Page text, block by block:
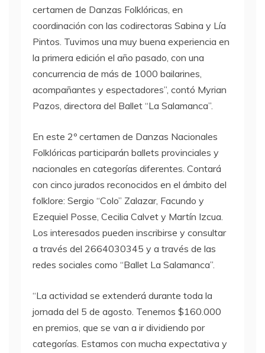
certamen de Danzas Folklóricas, en
coordinación con las codirectoras Sabina y Lía
Pintos. Tuvimos una muy buena experiencia en
la primera edición el año pasado, con una
concurrencia de más de 1000 bailarines,
acompañantes y espectadores”, contó Myrian
Pazos, directora del Ballet “La Salamanca”.
En este 2º certamen de Danzas Nacionales
Folklóricas participarán ballets provinciales y
nacionales en categorías diferentes. Contará
con cinco jurados reconocidos en el ámbito del
folklore: Sergio “Colo” Zalazar, Facundo y
Ezequiel Posse, Cecilia Calvet y Martín Izcua.
Los interesados pueden inscribirse y consultar
a través del 2664030345 y a través de las
redes sociales como “Ballet La Salamanca”.
“La actividad se extenderá durante toda la
jornada del 5 de agosto. Tenemos $160.000
en premios, que se van a ir dividiendo por
categorías. Estamos con mucha expectativa y